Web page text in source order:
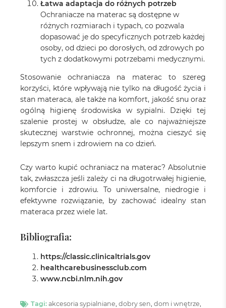
Łatwa adaptacja do różnych potrzeb
Ochraniacze na materac są dostępne w
różnych rozmiarach i typach, co pozwala
dopasować je do specyficznych potrzeb każdej
osoby, od dzieci po dorosłych, od zdrowych po
tych z dodatkowymi potrzebami medycznymi.
Stosowanie ochraniacza na materac to szereg
korzyści, które wpływają nie tylko na długość życia i
stan materaca, ale także na komfort, jakość snu oraz
ogólną higienę środowiska w sypialni. Dzięki tej
szalenie prostej w obsłudze, ale co najważniejsze
skutecznej warstwie ochronnej, można cieszyć się
lepszym snem i zdrowiem na co dzień.
Czy warto kupić ochraniacz na materac? Absolutnie
tak, zwłaszcza jeśli zależy ci na długotrwałej higienie,
komforcie i zdrowiu. To uniwersalne, niedrogie i
efektywne rozwiązanie, by zachować idealny stan
materaca przez wiele lat.
Bibliografia:
https://classic.clinicaltrials.gov
healthcarebusinessclub.com
www.ncbi.nlm.nih.gov
Tagi: akcesoria sypialniane dobry sen dom i wnętrze